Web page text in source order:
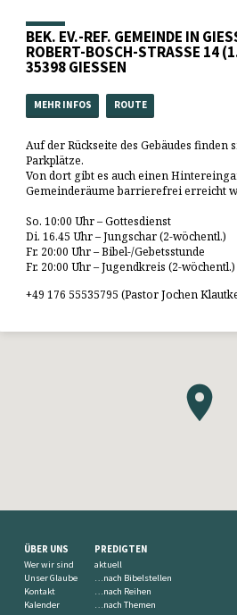
BEK. EV.-REF. GEMEINDE IN
ROBERT-BOSCH-STRASSE 14
35398 GIESSEN
MEHR INFOS ROUTE
Auf der Rückseite des Gebäudes finden
Parkplätze.
Von dort gibt es auch einen
Gemeinderäume barrierefrei erreicht
So. 10:00 Uhr – Gottesdienst
Di. 16.45 Uhr – Jungschar (2-wöchentl.)
Fr. 20:00 Uhr – Bibel-/Gebetsstunde
Fr. 20:00 Uhr – Jugendkreis (2-wöchentl.)
+49 176 55535795 (Pastor Jochen
ÜBER UNS
Wer wir sind
Unser Glaube
Kontakt
Kalender
PREDIGTEN
aktuell
…nach Bibelstellen
…nach Reihen
…nach Themen